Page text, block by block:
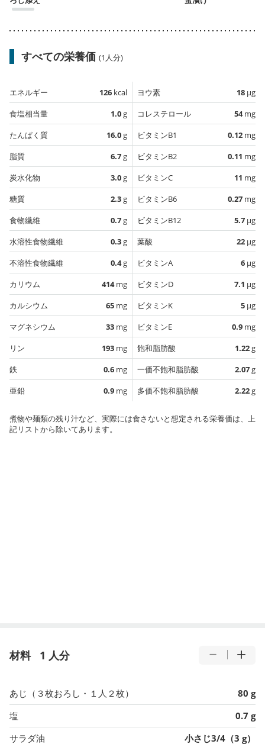
すべての栄養価 (1人分)
エネルギー 126 kcal
食塩相当量
1.0g
たんぱく質
16.0g
脂質
6.7g
炭水化物
3.0g
糖質
2.3g
食物繊維
0.7g
水溶性食物繊維
0.3g
不溶性食物繊維
0.4g
カリウム
414mg
カルシウム
65 mg
マグネシウム
33 mg
リン
193 mg
鉄
0.6 mg
亜鉛
0.9 mg
ヨウ素 18 µg
コレステロール
54mg
ビタミンB1
0.12 mg
ビタミンB2
0.11 mg
ビタミンC
11 mg
ビタミンB6
0.27 mg
ビタミンB12
5.7 µg
葉酸
22 µg
ビタミンA
6 µg
ビタミンD
7.1 µg
ビタミンK
5 µg
ビタミンE
0.9 mg
飽和脂肪酸
1.22g
一価不飽和脂肪酸
2.07g
多価不飽和脂肪酸
2.22g
煮物や麺類の残り汁など、実際には食さないと想定される栄養価は、上
記リストから除いてあります。
材料 1 人分
あじ（３枚おろし・１人２枚）
80 g
塩
0.7 g
サラダ油
小さじ3/4（3 g）